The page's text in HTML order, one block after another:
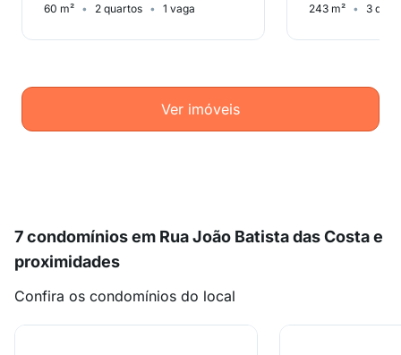
60 m²
2 quartos 1 vaga 243 m² 3
Ver imóveis
7 condomínios em Rua João Batista das Costa e
proximidades
Confira os condomínios do local